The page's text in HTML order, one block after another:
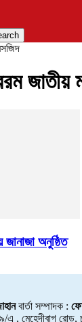
জাতীয়
অনুষ্ঠিত
বার্তা সম্পাদক :
, মেহেদীবাগ রোড,